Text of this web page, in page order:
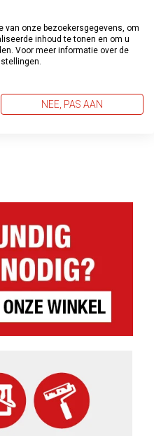
van onze bezoekersgegevens, om
inhoud te tonen en om u
Voor meer informatie over de
NEE, PAS AAN